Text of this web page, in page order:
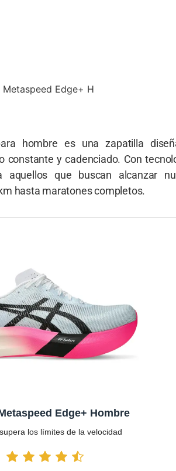
Metaspeed Edge+ H
hombre es una zapatilla
constante y cadenciado. Con
que buscan alcanzar
hasta maratones completos.
Edge+ Hombre
los límites de la velocidad